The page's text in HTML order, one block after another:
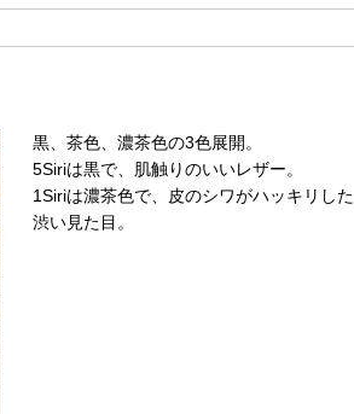
黒、茶色、濃茶色の3色展開。
5Siriは黒で、肌触りのいいレザー。
1Siriは濃茶色で、皮のシワがハッキリした
渋い見た目。